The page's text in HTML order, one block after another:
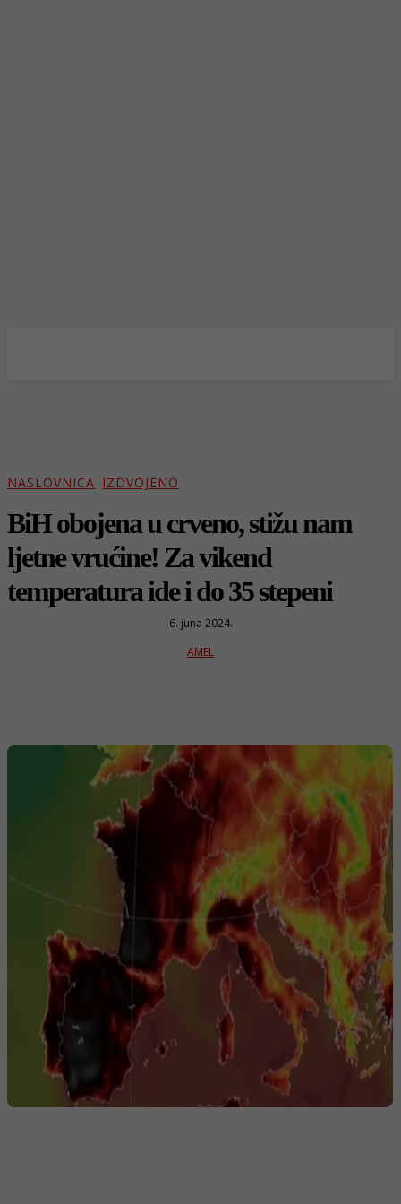
NASLOVNICA IZDVOJENO
BiH obojena u crveno, stižu nam
ljetne vrućine! Za vikend
temperatura ide i do 35 stepeni
6. juna 2024.
AMEL